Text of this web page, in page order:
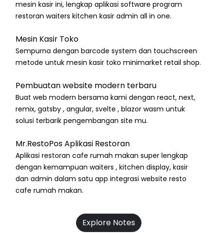
mesin kasir ini, lengkap aplikasi software program
restoran waiters kitchen kasir admin all in one.
Mesin Kasir Toko
Sempurna dengan barcode system dan touchscreen
metode untuk mesin kasir toko minimarket retail shop.
Pembuatan website modern terbaru
Buat web modern bersama kami dengan react, next,
remix, gatsby , angular, svelte , blazor wasm untuk
solusi terbarik pengembangan site mu.
Mr.RestoPos Aplikasi Restoran
Aplikasi restoran cafe rumah makan super lengkap
dengan kemampuan waiters , kitchen display, kasir
dan admin dalam satu app integrasi website resto
cafe rumah makan.
Explore Notes